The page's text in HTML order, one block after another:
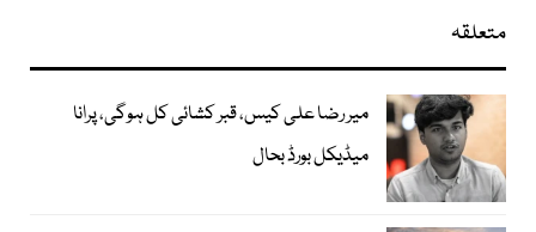
متعلقہ
میر رضا علی کیس، قبر کشائی کل ہوگی، پرانا
میڈیکل بورڈ بحال